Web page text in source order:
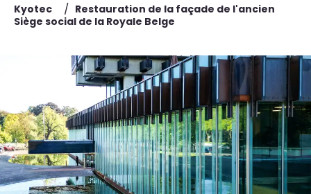
Kyotec / Restauration de la façade de l'ancien
Siège social de la Royale Belge